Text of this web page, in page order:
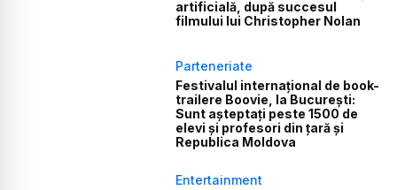
artificială, după succesul
filmului lui Christopher Nolan
Parteneriate
Festivalul internațional de book-
trailere Boovie, la București:
Sunt așteptați peste 1500 de
elevi și profesori din țară și
Republica Moldova
Entertainment